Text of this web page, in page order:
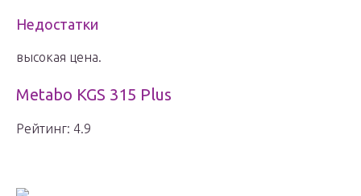
Недостатки
высокая цена.
Metabo KGS 315 Plus
Рейтинг: 4.9